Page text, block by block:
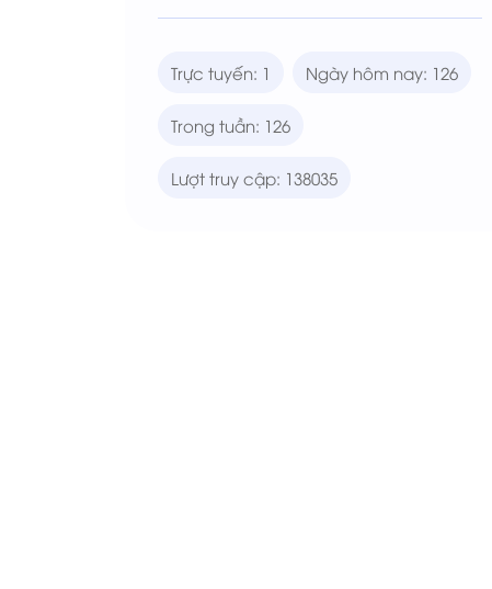
Trực tuyến: 1 Ngày hôm nay: 126
Trong tuần: 126
Lượt truy cập: 138035